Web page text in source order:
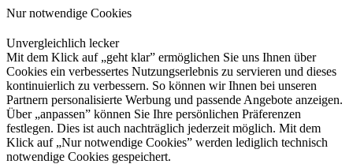
Nur notwendige Cookies
Unvergleichlich lecker
Mit dem Klick auf „geht klar” ermöglichen Sie uns Ihnen über
Cookies ein verbessertes Nutzungserlebnis zu servieren und dieses
kontinuierlich zu verbessern. So können wir Ihnen bei unseren
Partnern personalisierte Werbung und passende Angebote anzeigen.
Über „anpassen” können Sie Ihre persönlichen Präferenzen
festlegen. Dies ist auch nachträglich jederzeit möglich. Mit dem
Klick auf „Nur notwendige Cookies” werden lediglich technisch
notwendige Cookies gespeichert.